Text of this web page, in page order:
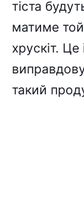
тіста
матиме
хрускіт. Це
такий